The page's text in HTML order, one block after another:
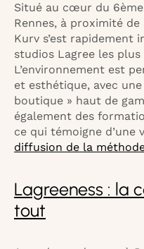
Situé au cœur du
Rennes, à proximité
Kurv s’est rapidement
studios Lagree les plus
L’environnement est
et esthétique, avec
boutique » haut de
également des
ce qui témoigne d’une
diffusion de la
Lagreeness : la
tout